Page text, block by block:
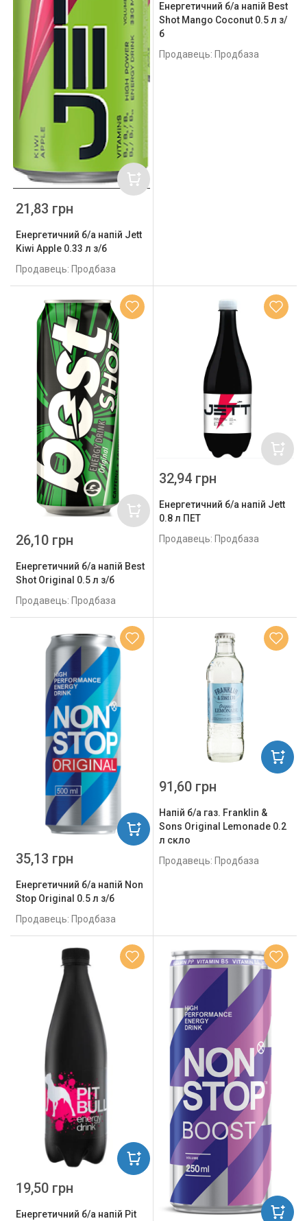
Енергетичний б/а напій Jett
Kiwi Apple 0.33 л з/б
Продавець: Продбаза
21,83 грн
Енергетичний б/а напій Best
Shot Mango Coconut 0.5 л з/
б
Продавець: Продбаза
Енергетичний б/а напій Best
Shot Original 0.5 л з/б
Продавець: Продбаза
26,10 грн
Енергетичний б/а напій Jett
0.8 л ПЕТ
Продавець: Продбаза
32,94 грн
Енергетичний б/а напій Non
Stop Original 0.5 л з/б
Продавець: Продбаза
35,13 грн
Напій б/а газ. Franklin &
Sons Original Lemonade 0.2
л скло
Продавець: Продбаза
91,60 грн
Енергетичний б/а напій Pit
19,50 грн